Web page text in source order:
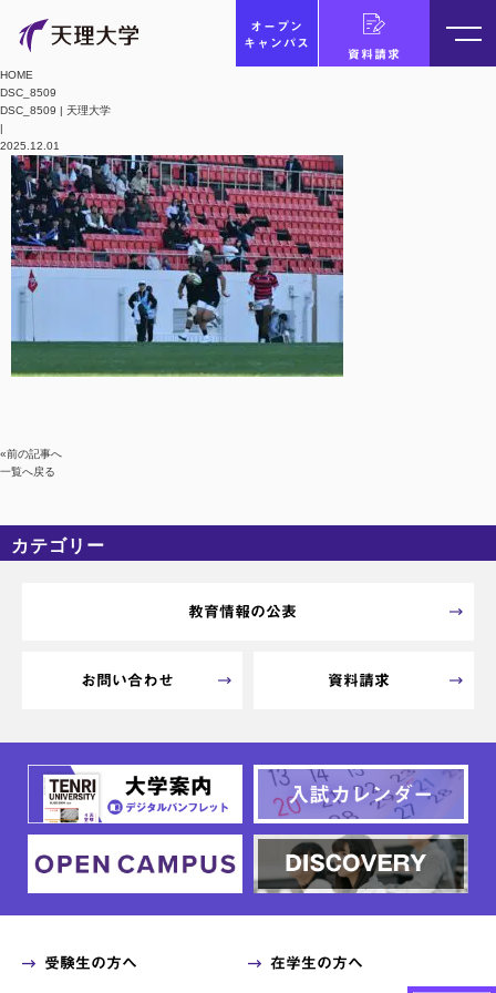
オープン
キャンパス
資料請求
HOME
DSC_8509
DSC_8509 | 天理大学
|
2025.12.01
«前の記事へ
一覧へ戻る
カテゴリー
教育情報の公表
お問い合わせ 資料請求
受験生の方へ 在学生の方へ